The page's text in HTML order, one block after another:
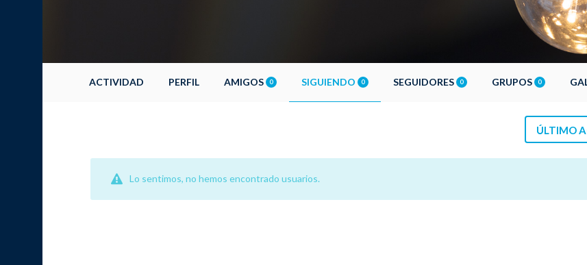
ACTIVIDAD PERFIL AMIGOS 0 SIGUIENDO 0 SEGUIDORES 0 GRUPOS 0
ÚLTIMO
Lo sentimos, no hemos encontrado usuarios.